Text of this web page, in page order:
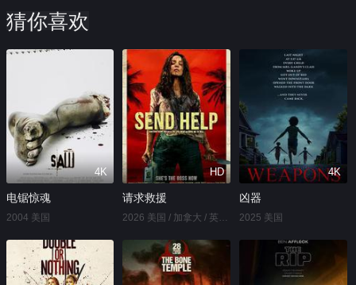
猜你喜欢
4K
电锯惊魂
2004 美国
HD
请求救援
2026 美国 / 加拿大 / 英国 / 澳大利亚 / 泰国
4K
凶器
2025 美国